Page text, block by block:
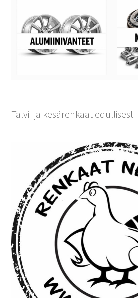
Talvi- ja kesärenkaat edullisesti